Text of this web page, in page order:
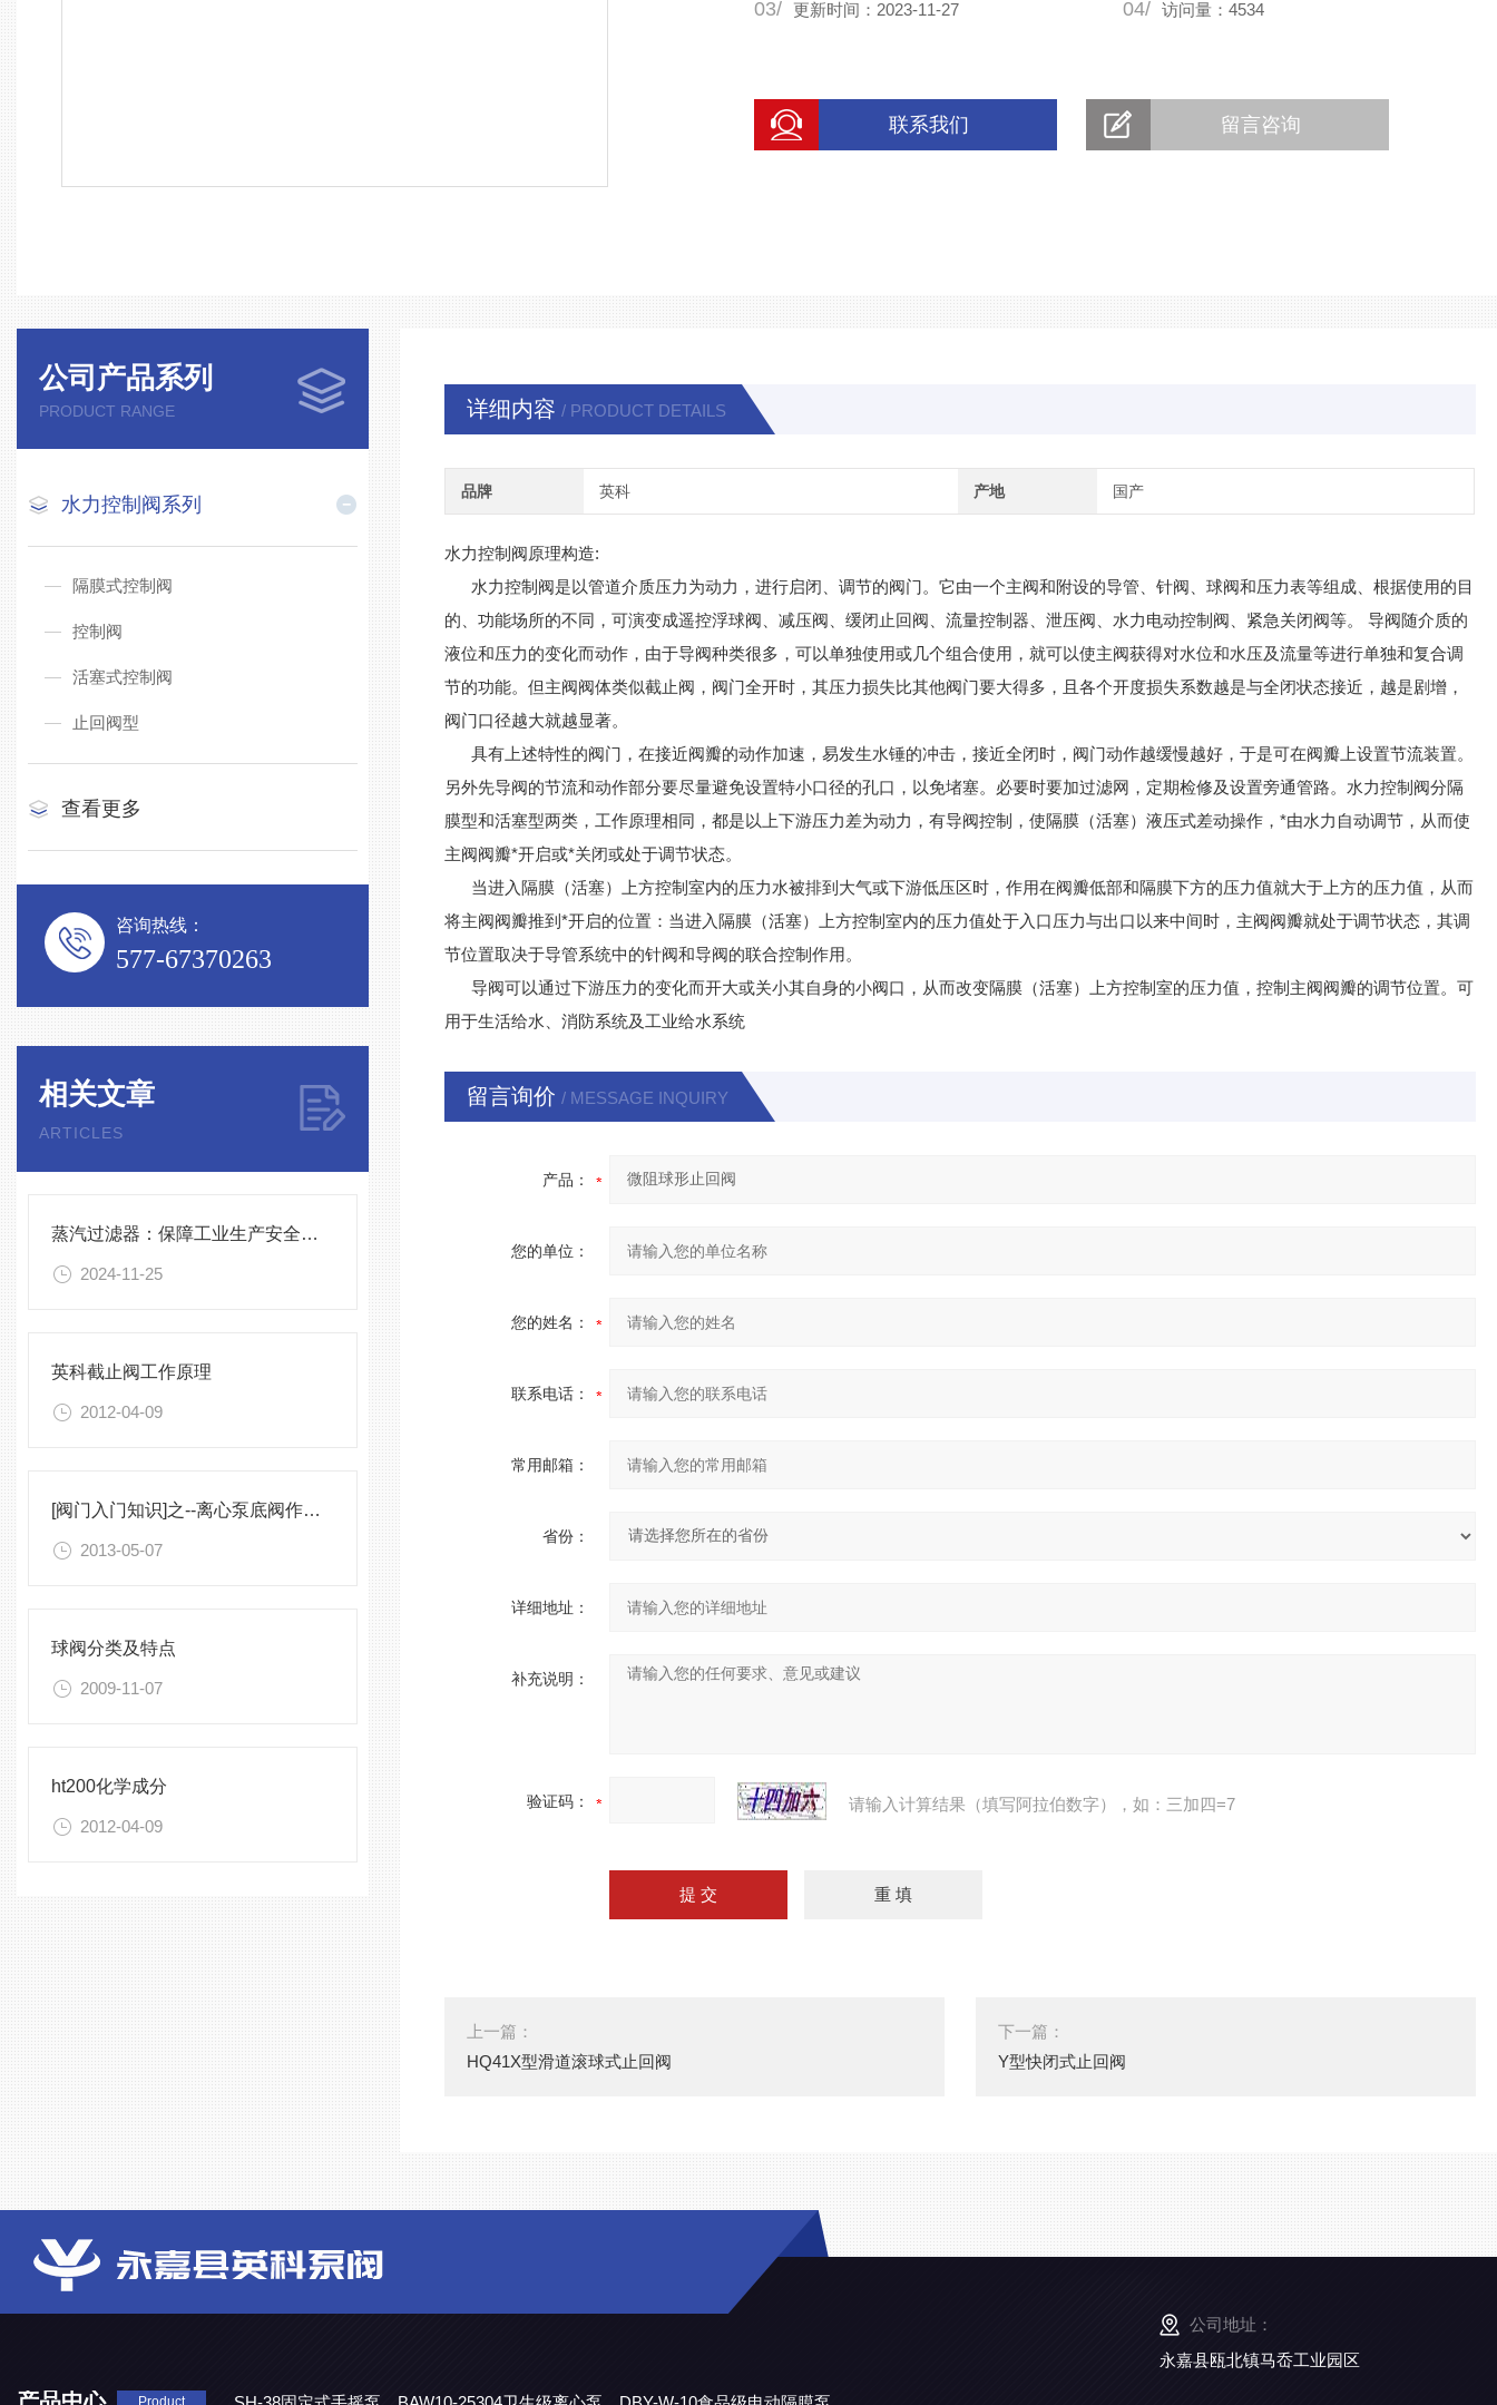
03/ 更新时间：2023-11-27 04/ 访问量：4534
联系我们 留言咨询
公司产品系列
PRODUCT RANGE
水力控制阀系列
隔膜式控制阀
控制阀
活塞式控制阀
止回阀型
查看更多
咨询热线：
577-67370263
相关文章
ARTICLES
蒸汽过滤器：保障工业生产安全的重要工具
2024-11-25
英科截止阀工作原理
2012-04-09
[阀门入门知识]之--离心泵底阀作用简析
2013-05-07
球阀分类及特点
2009-11-07
ht200化学成分
2012-04-09
详细内容 / PRODUCT DETAILS
品牌 英科 产地 国产
水力控制阀原理构造:
水力控制阀是以管道介质压力为动力，进行启闭、调节的阀门。它由一个主阀和附设的导管、针阀、球阀和压力表等组成、根据使用的目
的、功能场所的不同，可演变成遥控浮球阀、减压阀、缓闭止回阀、流量控制器、泄压阀、水力电动控制阀、紧急关闭阀等。 导阀随介质的
液位和压力的变化而动作，由于导阀种类很多，可以单独使用或几个组合使用，就可以使主阀获得对水位和水压及流量等进行单独和复合调
节的功能。但主阀阀体类似截止阀，阀门全开时，其压力损失比其他阀门要大得多，且各个开度损失系数越是与全闭状态接近，越是剧增，
阀门口径越大就越显著。
具有上述特性的阀门，在接近阀瓣的动作加速，易发生水锤的冲击，接近全闭时，阀门动作越缓慢越好，于是可在阀瓣上设置节流装置。
另外先导阀的节流和动作部分要尽量避免设置特小口径的孔口，以免堵塞。必要时要加过滤网，定期检修及设置旁通管路。水力控制阀分隔
膜型和活塞型两类，工作原理相同，都是以上下游压力差为动力，有导阀控制，使隔膜（活塞）液压式差动操作，*由水力自动调节，从而使
主阀阀瓣*开启或*关闭或处于调节状态。
当进入隔膜（活塞）上方控制室内的压力水被排到大气或下游低压区时，作用在阀瓣低部和隔膜下方的压力值就大于上方的压力值，从而
将主阀阀瓣推到*开启的位置：当进入隔膜（活塞）上方控制室内的压力值处于入口压力与出口以来中间时，主阀阀瓣就处于调节状态，其调
节位置取决于导管系统中的针阀和导阀的联合控制作用。
导阀可以通过下游压力的变化而开大或关小其自身的小阀口，从而改变隔膜（活塞）上方控制室的压力值，控制主阀阀瓣的调节位置。可
用于生活给水、消防系统及工业给水系统
留言询价 / MESSAGE INQUIRY
产品：
您的单位：
您的姓名：
联系电话：
常用邮箱：
省份：
详细地址：
补充说明：
验证码： 请输入计算结果（填写阿拉伯数字），如：三加四=7
上一篇：
HQ41X型滑道滚球式止回阀
下一篇：
Y型快闭式止回阀
Product
公司地址：
永嘉县瓯北镇马岙工业园区